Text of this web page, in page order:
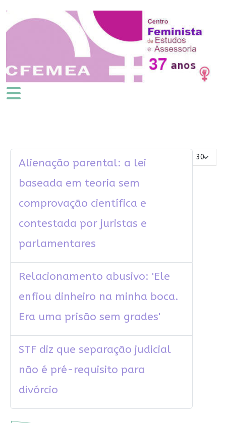
Mostrar #
Alienação parental: a lei
baseada em teoria sem
comprovação científica e
contestada por juristas e
parlamentares
Relacionamento abusivo: 'Ele
enfiou dinheiro na minha boca.
Era uma prisão sem grades'
STF diz que separação judicial
não é pré-requisito para
divórcio